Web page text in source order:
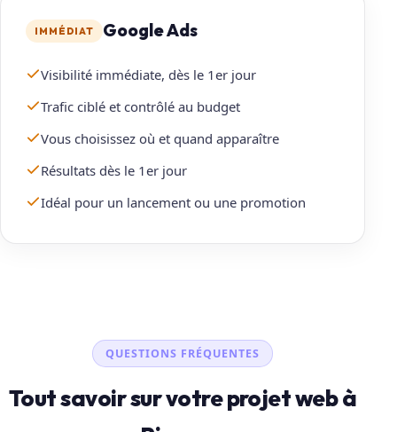
IMMÉDIAT Google Ads
Visibilité immédiate, dès le 1er jour
Trafic ciblé et contrôlé au budget
Vous choisissez où et quand apparaître
Résultats dès le 1er jour
Idéal pour un lancement ou une promotion
QUESTIONS FRÉQUENTES
Tout savoir sur votre projet web à